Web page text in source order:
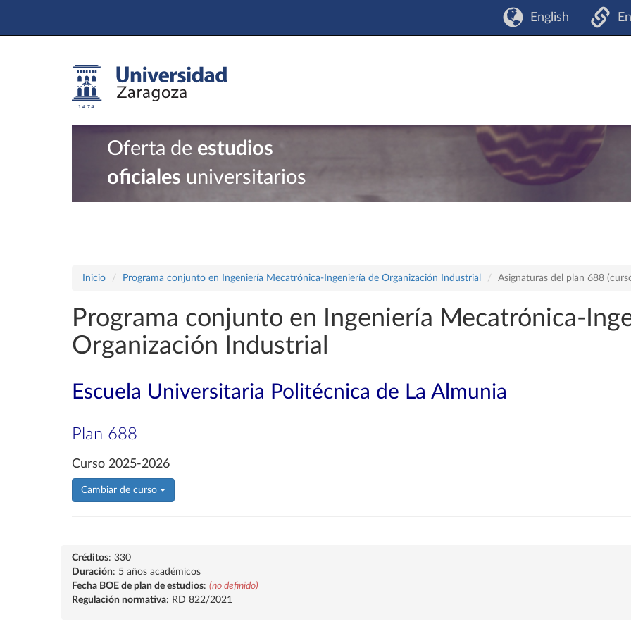
English
Oferta de estudios
oficiales universitarios
Inicio Programa conjunto en Ingeniería Mecatrónica-Ingeniería de Organización Industrial Asignaturas del plan 688
Programa conjunto en Ingeniería Mecatrónica-
Organización Industrial
Escuela Universitaria Politécnica de La Almunia
Plan 688
Curso 2025-2026
Cambiar de curso
Créditos: 330
Duración: 5 años académicos
Fecha BOE de plan de estudios: (no definido)
Regulación normativa: RD 822/2021